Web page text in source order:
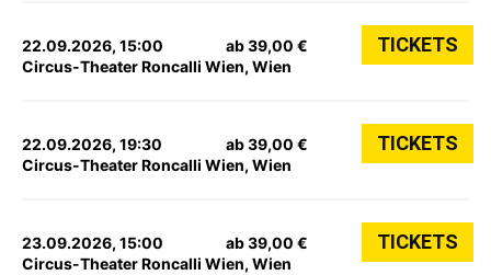
22.09.2026, 15:00
Circus-Theater Roncalli Wien, Wien
ab 39,00 € TICKETS
22.09.2026, 19:30
Circus-Theater Roncalli Wien, Wien
ab 39,00 € TICKETS
23.09.2026, 15:00
Circus-Theater Roncalli Wien, Wien
ab 39,00 € TICKETS